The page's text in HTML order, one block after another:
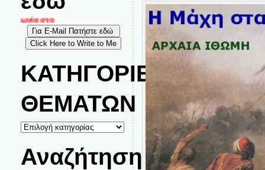
στο
ΚΑΤΗΓΟΡΙΕΣ
ΘΕΜΑΤΩΝ
ΚΑΤΗΓΟΡΙΕΣ
ΘΕΜΑΤΩΝ
Αναζήτηση